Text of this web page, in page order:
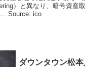
）と異なり、暗号資産
Source: ico
ダウンタウン松